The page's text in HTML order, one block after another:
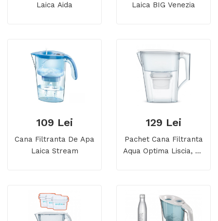
Laica Aida
Laica BIG Venezia
109 Lei
Cana Filtranta De Apa
Laica Stream
129 Lei
Pachet Cana Filtranta
Aqua Optima Liscia, Cu